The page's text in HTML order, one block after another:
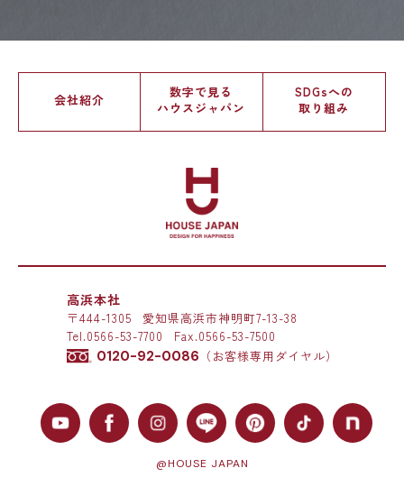
会社紹介
数字で見る
ハウスジャパン
SDGsへの
取り組み
高浜本社
〒444-1305
愛知県高浜市神明町7-13-38
Tel.0566-53-7700 Fax.0566-53-7500
0120-92-0086 （お客様専用ダイヤル）
@HOUSE JAPAN